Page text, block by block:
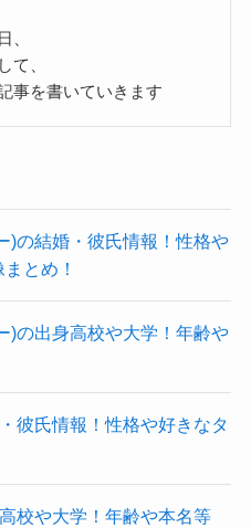
の高校に通っていた可
biography/
？
鈴香さんは大学に通っ
うです！
に子供を出産していま
職を経験していたとも
、
て、
事を書いていきます
)の結婚・彼氏情報！性格や
とめ！
)の出身高校や大学！年齢や
彼氏情報！性格や好きなタ
校や大学！年齢や本名等